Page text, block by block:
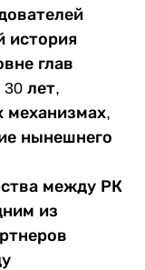
история
глав
лет,
механизмах,
нынешнего
между РК
из